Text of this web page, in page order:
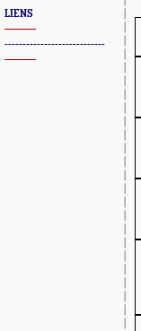
LIENS
----------------------------